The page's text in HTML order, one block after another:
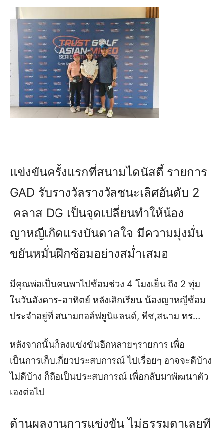
แข่งขันครั้งแรกที่สนามไดนัสตี้ รายการ
GAD รับรางวัลรางวัลชนะเลิศอันดับ 2
คลาส DG เป็นจุดเปลี่ยนทำให้น้อง
ญาหญีเกิดแรงบันดาลใจ มีความมุ่งมั่น
ขยันหมั่นฝึกซ้อมอย่างสม่ำเสมอ
มีคุณพ่อเป็นคนพาไปซ้อมช่วง 4 โมงเย็น ถึง 2 ทุ่ม
ในวันอังคาร-อาทิตย์ หลังเลิกเรียน น้องญาหญีซ้อม
ประจำอยู่ที่ สนามกอล์ฟยูนิแลนด์, พีช,สนาม ทร…
หลังจากนั้นก็ลงแข่งขันอีกหลายๆรายการ เพื่อ
เป็นการเก็บเกี่ยวประสบการณ์ ไปเรื่อยๆ อาจจะดีบ้าง
ไม่ดีบ้าง ก็ถือเป็นประสบการณ์ เพื่อกลับมาพัฒนาตัว
เองต่อไป
ด้านผลงานการแข่งขัน ไม่ธรรมดาเลยที